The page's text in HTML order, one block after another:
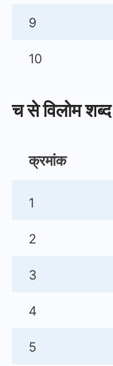
9
10
च से विलोम शब्द
क्रमांक
1
2
3
4
5